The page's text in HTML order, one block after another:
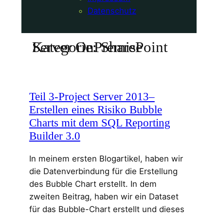
Datenschutz
Kategorie:
SharePoint Server OnPremise
Teil 3-Project Server 2013–
Erstellen eines Risiko Bubble
Charts mit dem SQL Reporting
Builder 3.0
In meinem ersten Blogartikel, haben wir
die Datenverbindung für die Erstellung
des Bubble Chart erstellt. In dem
zweiten Beitrag, haben wir ein Dataset
für das Bubble-Chart erstellt und dieses